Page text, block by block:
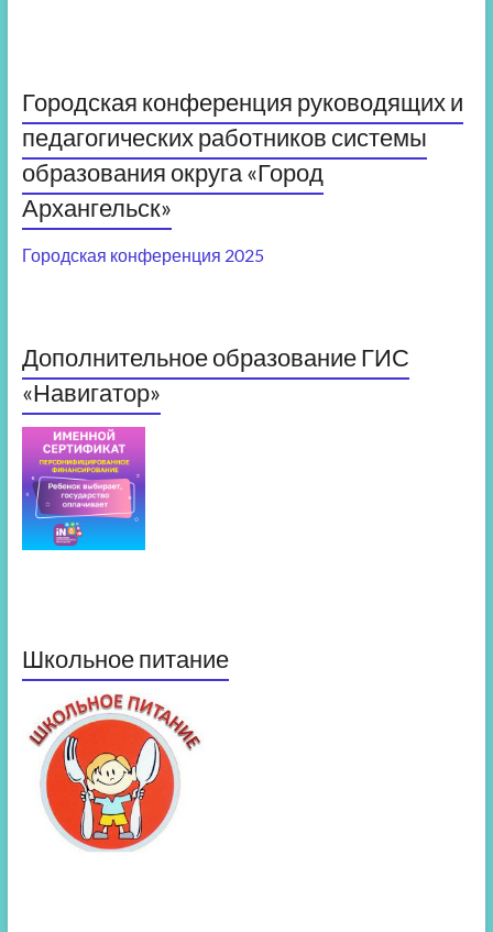
Городская конференция руководящих и
педагогических работников системы
образования округа «Город
Архангельск»
Городская конференция 2025
Дополнительное образование ГИС
«Навигатор»
Школьное питание